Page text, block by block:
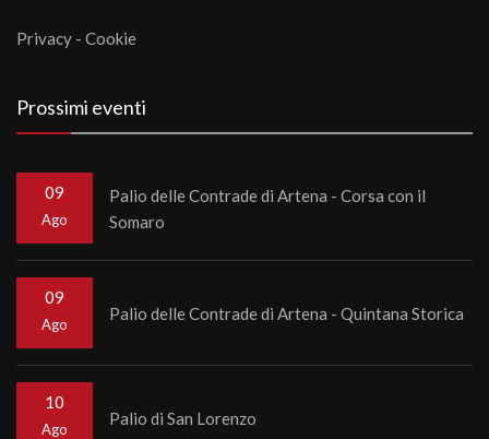
Privacy - Cookie
Prossimi eventi
09
Ago
Palio delle Contrade di Artena - Corsa con il
Somaro
09
Ago
Palio delle Contrade di Artena - Quintana Storica
10
Ago
Palio di San Lorenzo